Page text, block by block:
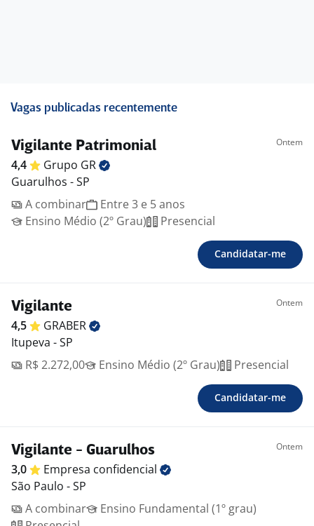
Vagas publicadas recentemente
Vigilante Patrimonial Ontem
4,4 Grupo GR
Guarulhos - SP
A combinar
Entre 3 e 5 anos
Ensino Médio (2º Grau)
Presencial
Candidatar-me
Vigilante Ontem
4,5
GRABER
Itupeva - SP
R$ 2.272,00
Ensino Médio (2º Grau) Presencial
Candidatar-me
Vigilante - Guarulhos Ontem
3,0 Empresa confidencial
São Paulo - SP
A combinar
Ensino Fundamental (1º grau)